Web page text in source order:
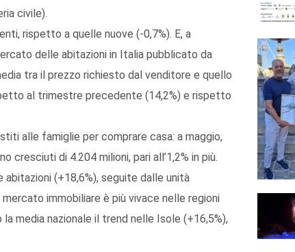
civile).
rispetto a quelle nuove (-0,7%). E, a
delle abitazioni in Italia pubblicato da
tra il prezzo richiesto dal venditore e quello
al trimestre precedente (14,2%) e rispetto
alle famiglie per comprare casa: a maggio,
cresciuti di 4.204 milioni, pari all’1,2% in più.
(+18,6%), seguite dalle unità
immobiliare è più vivace nelle regioni
media nazionale il trend nelle Isole (+16,5%),